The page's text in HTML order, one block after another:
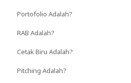
Portofolio Adalah?
RAB Adalah?
Cetak Biru Adalah?
Pitching Adalah?